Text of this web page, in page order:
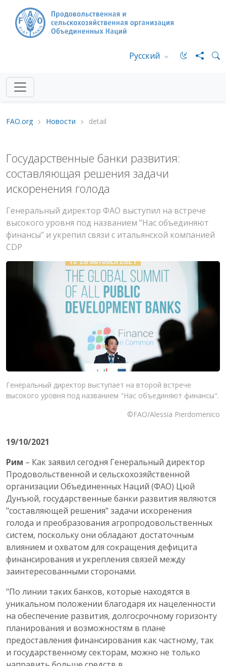
Русский
FAO.org Новости detail
Государственные банки развития:
составляющая решения задачи
искоренения голода
Генеральный директор ФАО выступил на встрече
высокого уровня под названием "Нас объединяют
финансы" и укрепил связи с итальянской компанией
CDP
Генеральный директор выступает на второй встрече
высокого уровня под названием "Нас объединяют финансы".
©FAO/Alessia Pierdomenico
19/10/2021
Рим – Как заявил сегодня Генеральный директор
Продовольственной и сельскохозяйственной
организации Объединенных Наций (ФАО) Цюй
Дунъюй, государственные банки развития являются
"составляющей решения" задачи искоренения
голода и преобразования агропродовольственных
систем, поскольку они обладают достаточным
влиянием и охватом для сокращения дефицита
финансирования и укрепления связей между
заинтересованными сторонами.
"По линии таких банков, которые находятся в
уникальном положении благодаря их нацеленности
на обеспечение развития, долгосрочному горизонту
планирования и возможностям в плане
предоставления финансирования как частному, так
и государственному секторам, можно не только